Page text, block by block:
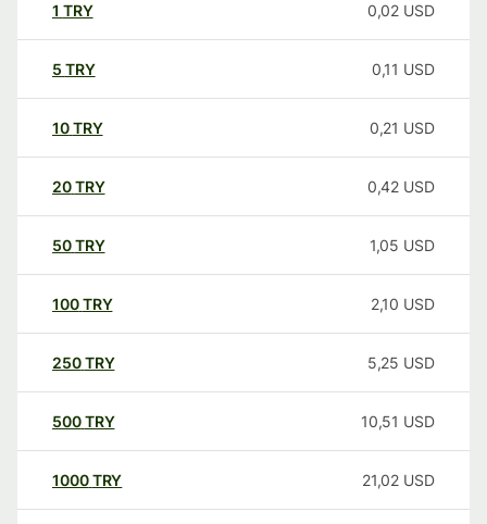
1 TRY 0,02 USD
5 TRY 0,11 USD
10TRY 0,21 USD
20TRY 0,42 USD
50TRY 1,05 USD
100TRY 2,10 USD
250TRY 5,25 USD
500TRY 10,51 USD
1000TRY 21,02 USD